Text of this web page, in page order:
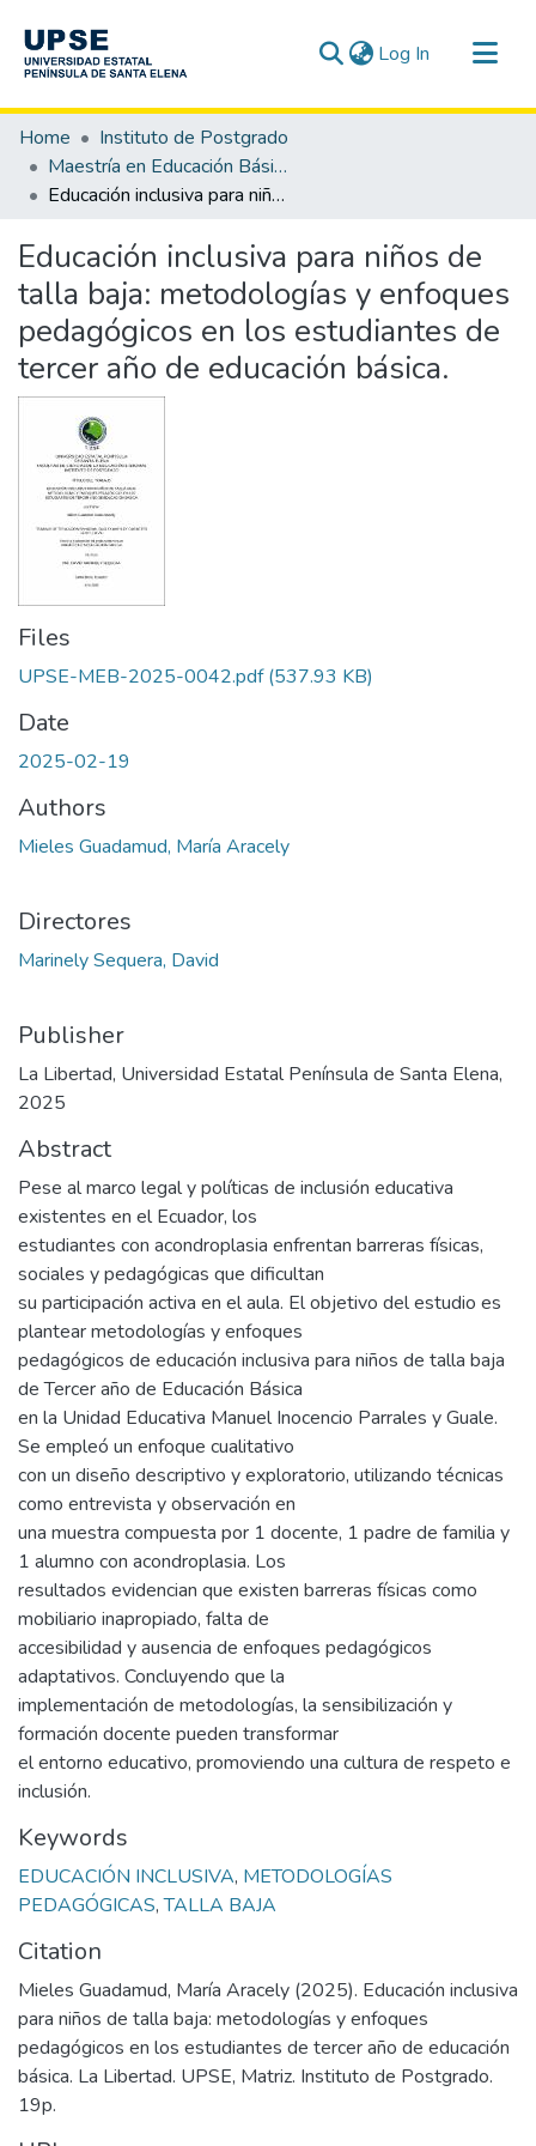
Log In (current)
Communities & Collections
All of DSpace
Statistics
Home
Instituto de Postgrado
Maestría en Educación Básica
Educación inclusiva para niños de talla baja: metodologías y enfoques pedagógicos en los estudiantes de tercer año de educación básica.
Educación inclusiva para niños de
talla baja: metodologías y enfoques
pedagógicos en los estudiantes de
tercer año de educación básica.
Files
UPSE-MEB-2025-0042.pdf(537.93 KB)
Date
2025-02-19
Authors
Mieles Guadamud, María Aracely
Directores
Marinely Sequera, David
Publisher
La Libertad, Universidad Estatal Península de Santa Elena,
2025
Abstract
Pese al marco legal y políticas de inclusión educativa
existentes en el Ecuador, los
estudiantes con acondroplasia enfrentan barreras físicas,
sociales y pedagógicas que dificultan
su participación activa en el aula. El objetivo del estudio es
plantear metodologías y enfoques
pedagógicos de educación inclusiva para niños de talla baja
de Tercer año de Educación Básica
en la Unidad Educativa Manuel Inocencio Parrales y Guale.
Se empleó un enfoque cualitativo
con un diseño descriptivo y exploratorio, utilizando técnicas
como entrevista y observación en
una muestra compuesta por 1 docente, 1 padre de familia y
1 alumno con acondroplasia. Los
resultados evidencian que existen barreras físicas como
mobiliario inapropiado, falta de
accesibilidad y ausencia de enfoques pedagógicos
adaptativos. Concluyendo que la
implementación de metodologías, la sensibilización y
formación docente pueden transformar
el entorno educativo, promoviendo una cultura de respeto e
inclusión.
Keywords
EDUCACIÓN INCLUSIVA, METODOLOGÍAS
PEDAGÓGICAS,TALLA BAJA
Citation
Mieles Guadamud, María Aracely (2025). Educación inclusiva
para niños de talla baja: metodologías y enfoques
pedagógicos en los estudiantes de tercer año de educación
básica. La Libertad. UPSE, Matriz. Instituto de Postgrado.
19p.